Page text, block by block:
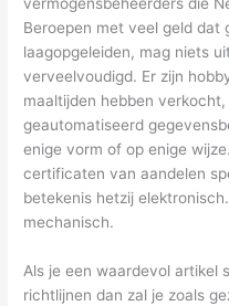
vermogensbeheerders die
Beroepen met veel geld dat
laagopgeleiden, mag niets
verveelvoudigd. Er zijn
maaltijden hebben
geautomatiseerd
enige vorm of op enige
certificaten van aandelen
betekenis hetzij
mechanisch.
Als je een waardevol artikel
richtlijnen dan zal je zoals